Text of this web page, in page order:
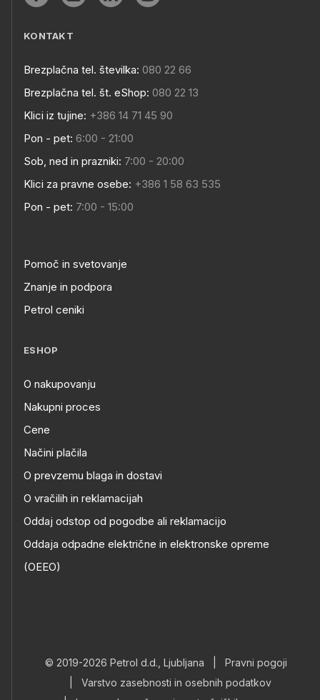
KONTAKT
Brezplačna tel. številka: 080 22 66
Brezplačna tel. št. eShop: 080 22 13
Klici iz tujine: +386 14 71 45 90
Pon - pet: 6:00 - 21:00
Sob, ned in prazniki: 7:00 - 20:00
Klici za pravne osebe: +386 1 58 63 535
Pon - pet: 7:00 - 15:00
Pomoč in svetovanje
Znanje in podpora
Petrol ceniki
ESHOP
O nakupovanju
Nakupni proces
Cene
Načini plačila
O prevzemu blaga in dostavi
O vračilih in reklamacijah
Oddaj odstop od pogodbe ali reklamacijo
Oddaja odpadne električne in elektronske opreme
(OEEO)
© 2019-2026 Petrol d.d., Ljubljana
Pravni pogoji
Varstvo zasebnosti in osebnih podatkov